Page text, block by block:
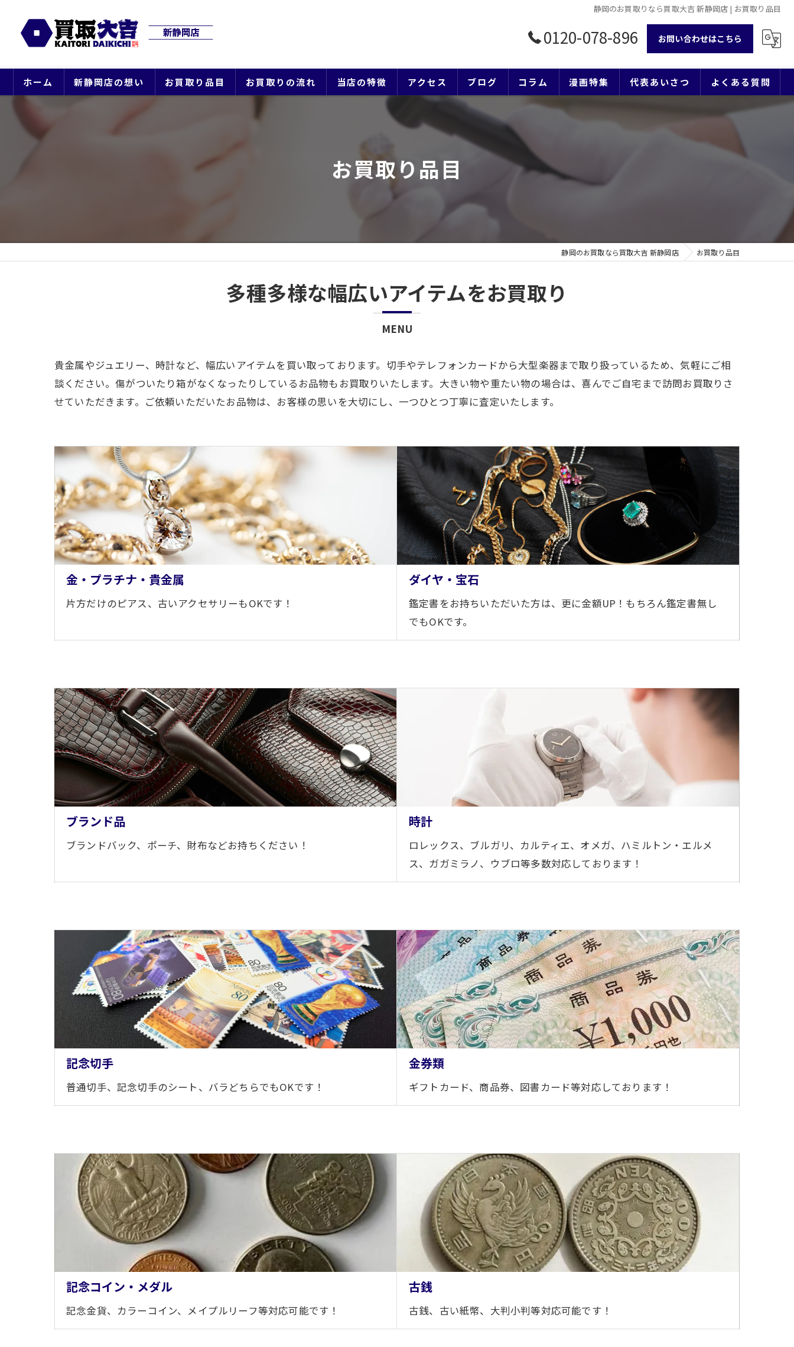
静岡のお買取りなら買取大吉 新静岡店 | お買取り品目
0120-078-896 お問い合わせはこちら
ホーム 新静岡店の想い お買取り品目 お買取りの流れ 当店の特徴
ジュエリー
アクセス ブログ コラム 漫画特集 代表あいさつ よくある質問
お買取り品目
静岡のお買取なら買取大吉 新静岡店 お買取り品目
多種多様な幅広いアイテムをお買取り
MENU
貴金属やジュエリー、時計など、幅広いアイテムを買い取っております。切手やテレフォンカードから大型楽器まで取り扱っているため、気軽にご相
談ください。傷がついたり箱がなくなったりしているお品物もお買取りいたします。大きい物や重たい物の場合は、喜んでご自宅まで訪問お買取りさ
せていただきます。ご依頼いただいたお品物は、お客様の思いを大切にし、一つひとつ丁寧に査定いたします。
金・プラチナ・貴金属
片方だけのピアス、古いアクセサリーもOKです！
ダイヤ・宝石
鑑定書をお持ちいただいた方は、更に金額UP！もちろん鑑定書無し
でもOKです。
ブランド品
ブランドバック、ポーチ、財布などお持ちください！
時計
ロレックス、ブルガリ、カルティエ、オメガ、ハミルトン・エルメ
ス、ガガミラノ、ウブロ等多数対応しております！
記念切手
普通切手、記念切手のシート、バラどちらでもOKです！
金券類
ギフトカード、商品券、図書カード等対応しております！
記念コイン・メダル
記念金貨、カラーコイン、メイプルリーフ等対応可能です！
古銭
古銭、古い紙幣、大判小判等対応可能です！